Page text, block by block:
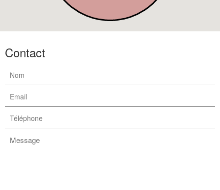
Contact